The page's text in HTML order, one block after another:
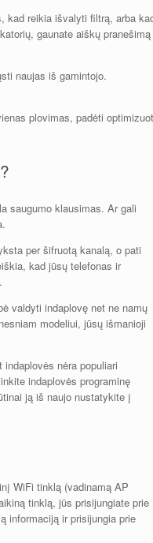
kad reikia išvalyti filtrą, arba
gaunate aiškų pranešimą
naujas iš gamintojo.
plovimas, padėti
saugumo klausimas. Ar gali
per šifruotą kanalą, o pati
kad jūsų telefonas ir
valdyti indaplovę net ne namų
modeliui, jūsų išmanioji
nėra populiari
indaplovės programinę
ją iš naujo nustatykite į
WiFi tinklą (vadinamą AP
tinklą, jūs prisijungiate prie
informaciją ir prisijungia prie